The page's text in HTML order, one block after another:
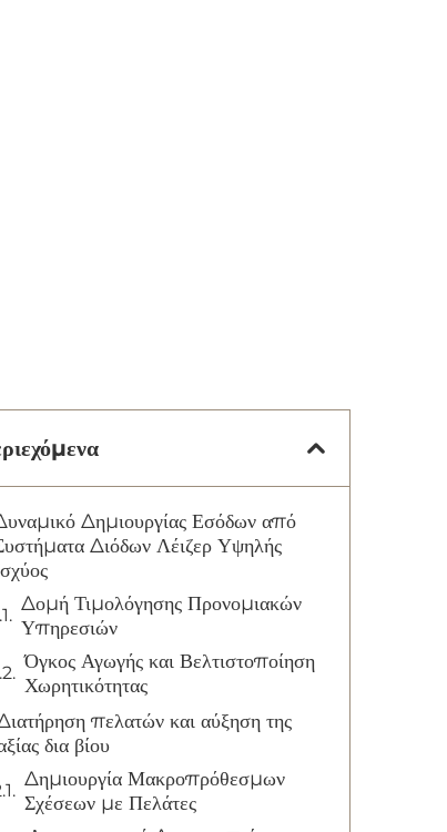
Δημιουργίας Εσόδων από
Διόδων Λέιζερ Υψηλής
Δομή Τιμολόγησης Προνομιακών
Υπηρεσιών
Όγκος Αγωγής και Βελτιστοποίηση
Χωρητικότητας
πελατών και αύξηση της
δια βίου
Δημιουργία Μακροπρόθεσμων
Σχέσεων με Πελάτες